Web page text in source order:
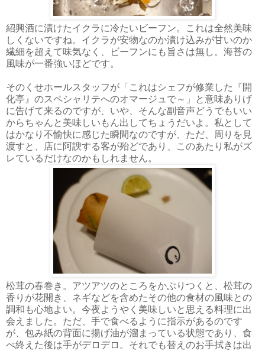
紹興酒に漬けたイクラに冷たいビーフン。これは全然美味
しくないですね。イクラが安物なのか漬け込みが甘いのか
繊細を超えて味気なく、ビーフンにも旨さは無し。海苔の
風味が一番強いほどです。
そのくせホールスタッフが「これはシェフが修業した『開
化亭』のスペシャリテへのオマージュで～」と意味ありげ
に告げて来るのですが、いや、そんな副音声どうでもいい
からちゃんと美味しいもん出してちょうだいよ。私として
はかなり不愉快に感じた瞬間なのですが、ただ、周りを見
渡すと、店に阿諛する客が殆どであり、このあたり私がズ
レているだけなのかもしれません。
松茸の春巻き。アツアツのところをかぶりつくと、松茸の
香りが花開き、ネギなどを含めたその他の食材の風味との
調和も心地よい。今夜ようやく美味しいと思える料理に出
会えました。ただ、手で食べるように指示があるのです
が、包み紙の背面に揚げ油が溜まっている状態であり、食
べ終えた後は手がデロデロ。それでも替えのお手拭きは出